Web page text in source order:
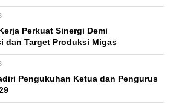
Perkuat Sinergi Demi
dan Target Produksi Migas
Pengukuhan Ketua dan Pengurus